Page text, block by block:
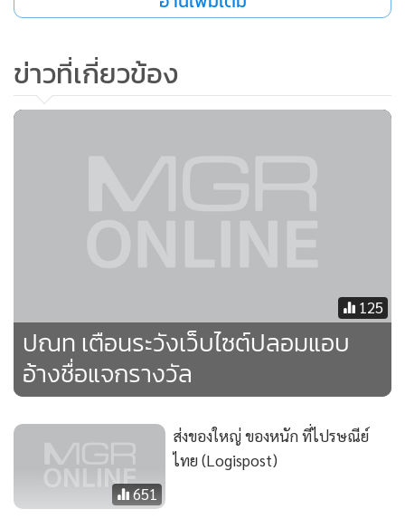
ข่าวที่เกี่ยวข้อง
125
ปณท เตือนระวังเว็บไซต์ปลอมแอบ
อ้างชื่อแจกรางวัล
651
ส่งของใหญ่ ของหนัก ที่ไปรษณีย์
ไทย (Logispost)